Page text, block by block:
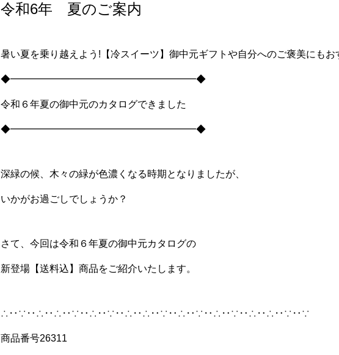
令和6年 夏のご案内
暑い夏を乗り越えよう!【冷スイーツ】御中元ギフトや自分へのご褒美にもお
◆━━━━━━━━━━━━━━━━━━━◆
令和６年夏の御中元のカタログできました
◆━━━━━━━━━━━━━━━━━━━◆
深緑の候、木々の緑が色濃くなる時期となりましたが、
いかがお過ごしでしょうか？
さて、今回は令和６年夏の御中元カタログの
新登場【送料込】商品をご紹介いたします。
∴‥∵‥∴‥∴‥∵‥∴‥∵‥∴‥∴‥∵‥∴‥∵‥∴‥∵‥∴‥∴‥∵‥∵
商品番号26311